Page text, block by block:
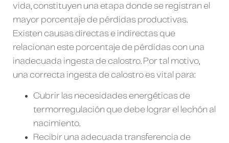
vida, constituyen una etapa donde se registran el
mayor porcentaje de pérdidas productivas.
Existen causas directas e indirectas que
relacionan este porcentaje de pérdidas con una
inadecuada ingesta de calostro. Por tal motivo,
una correcta ingesta de calostro es vital para:
Cubrir las necesidades energéticas de
termorregulación que debe lograr el lechón al
nacimiento.
Recibir una adecuada transferencia de